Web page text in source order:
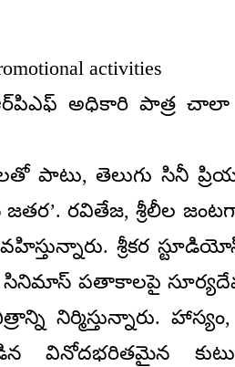
activities
అధికారి పాత్ర చాలా
తెలుగు సినీ
జతర’. రవితేజ, శ్రీలీల
శ్రీకర
సినిమాస్ పతాకాలపై
నిర్మిస్తున్నారు.